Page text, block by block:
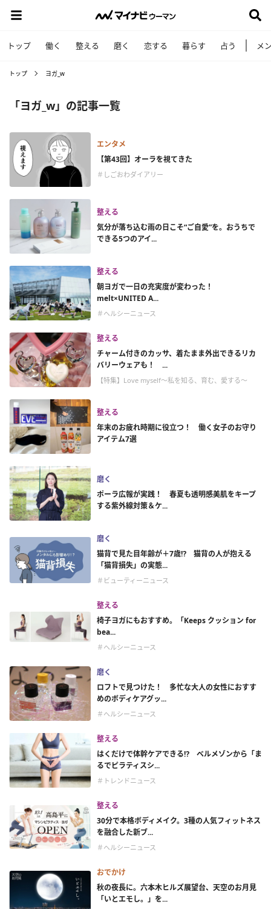
トップ 働く 整える 磨く 恋する 暮らす 占う メ
トップ ヨガ_w
「ヨガ_w」の記事一覧
エンタメ
【第43回】オーラを視てきた
＃しごおわダイアリー
整える
気分が落ち込む雨の日こそ“ご自愛”を。おうちで
できる5つのアイ...
整える
朝ヨガで一日の充実度が変わった！
melt×UNITED A...
＃ヘルシーニュース
整える
チャーム付きのカッサ、着たまま外出できるリカ
バリーウェアも！ ...
【特集】Love myself～私を知る、育む、愛する～
整える
年末のお疲れ時期に役立つ！ 働く女子のお守り
アイテム7選
磨く
ポーラ広報が実践！ 春夏も透明感美肌をキープ
する紫外線対策＆ケ...
磨く
猫背で見た目年齢が＋7歳⁉ 猫背の人が抱える
「猫背損失」の実態...
＃ビューティーニュース
整える
椅子ヨガにもおすすめ。「Keeps クッション for
bea...
＃ヘルシーニュース
磨く
ロフトで見つけた！ 多忙な大人の女性におすす
めのボディケアグッ...
＃ヘルシーニュース
整える
はくだけで体幹ケアできる⁉ ベルメゾンから「ま
るでピラティスシ...
＃トレンドニュース
整える
30分で本格ボディメイク。3種の人気フィットネス
を融合した新ブ...
＃ヘルシーニュース
おでかけ
秋の夜長に。六本木ヒルズ展望台、天空のお月見
「いとエモし。」を...